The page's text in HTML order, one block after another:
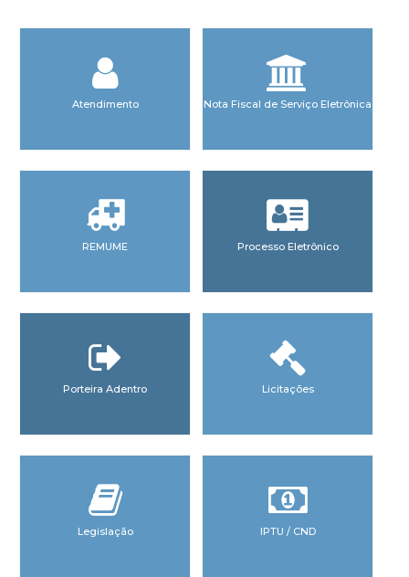
Atendimento Nota Fiscal de Serviço Eletrônica
REMUME Processo Eletrônico
Porteira Adentro Licitações
Legislação IPTU / CND